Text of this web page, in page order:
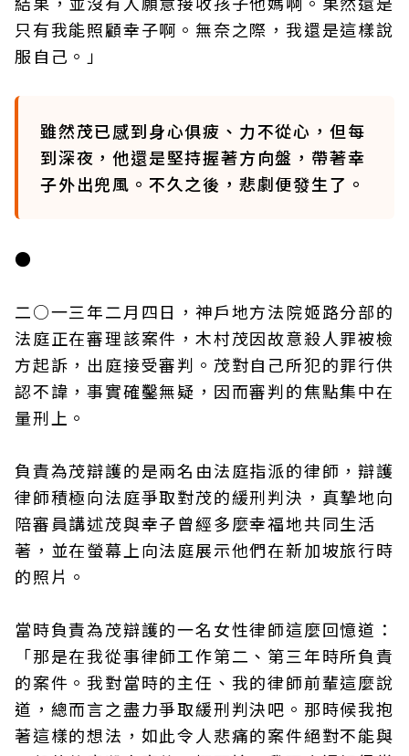
只有我能照顧幸子啊。無奈之際，我還是這樣說
服自己。」
雖然茂已感到身心俱疲、力不從心，但每
到深夜，他還是堅持握著方向盤，帶著幸
子外出兜風。不久之後，悲劇便發生了。
●
二○一三年二月四日，神戶地方法院姬路分部的
法庭正在審理該案件，木村茂因故意殺人罪被檢
方起訴，出庭接受審判。茂對自己所犯的罪行供
認不諱，事實確鑿無疑，因而審判的焦點集中在
量刑上。
負責為茂辯護的是兩名由法庭指派的律師，辯護
律師積極向法庭爭取對茂的緩刑判決，真摯地向
陪審員講述茂與幸子曾經多麼幸福地共同生活
著，並在螢幕上向法庭展示他們在新加坡旅行時
的照片。
當時負責為茂辯護的一名女性律師這麼回憶道：
「那是在我從事律師工作第二、第三年時所負責
的案件。我對當時的主任、我的律師前輩這麼說
道，總而言之盡力爭取緩刑判決吧。那時候我抱
著這樣的想法，如此令人悲痛的案件絕對不能與